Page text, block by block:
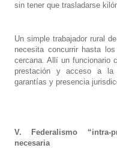
sin tener que trasladarse
Un simple trabajador rural
necesita concurrir hasta
cercana. Allí un funcionario
prestación y acceso a la
garantías y presencia
V. Federalismo “intra-
necesaria